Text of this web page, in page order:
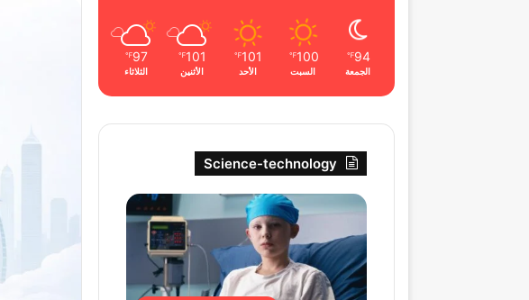
94
℉
الجمعة
100
℉
السبت
101
℉
الأحد
101
℉
الأثنين
97
℉
الثلاثاء
Science-technology